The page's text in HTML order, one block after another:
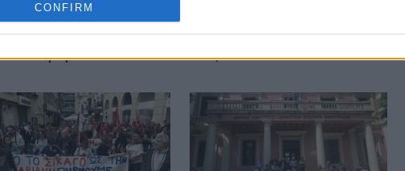
allow Google to enable storage related to personalization.
allow Google to enable storage related to security, including
CONFIRM
απεργία των
στην
σε όλο το δημόσιο τομέα
στις 13 Μαΐου